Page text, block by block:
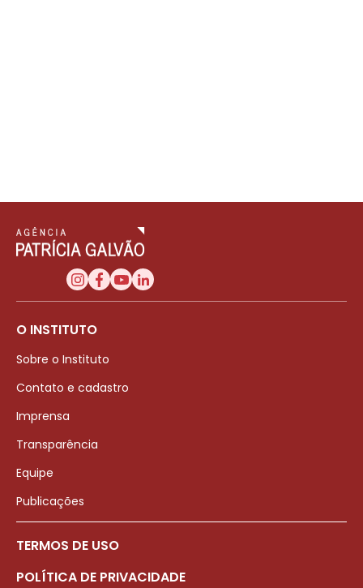
O INSTITUTO
Sobre o Instituto
Contato e cadastro
Imprensa
Transparência
Equipe
Publicações
TERMOS DE USO
POLÍTICA DE PRIVACIDADE